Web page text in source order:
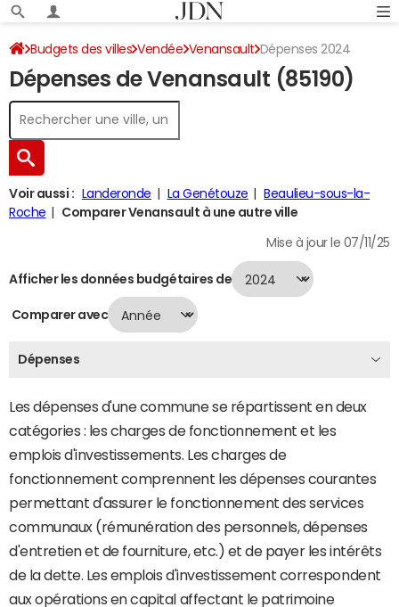
Budgets des villes Vendée Venansault Dépenses 2024
Dépenses de Venansault (85190)
Voir aussi : Landeronde La Genétouze
Beaulieu-sous-la-
Roche
Comparer Venansault à une autre ville
Mise à jour le 07/11/25
Afficher les données budgétaires de
Comparer avec
Dépenses
Les dépenses d'une commune se répartissent en deux
catégories : les charges de fonctionnement et les
emplois d'investissements. Les charges de
fonctionnement comprennent les dépenses courantes
permettant d'assurer le fonctionnement des services
communaux (rémunération des personnels, dépenses
d'entretien et de fourniture, etc.) et de payer les intérêts
de la dette. Les emplois d'investissement correspondent
aux opérations en capital affectant le patrimoine